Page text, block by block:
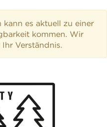
es aktuell zu einer
kommen. Wir
Verständnis.